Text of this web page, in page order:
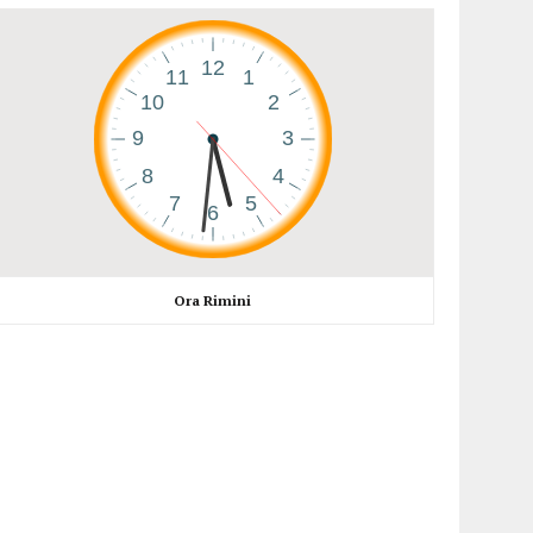
Ora Rimini